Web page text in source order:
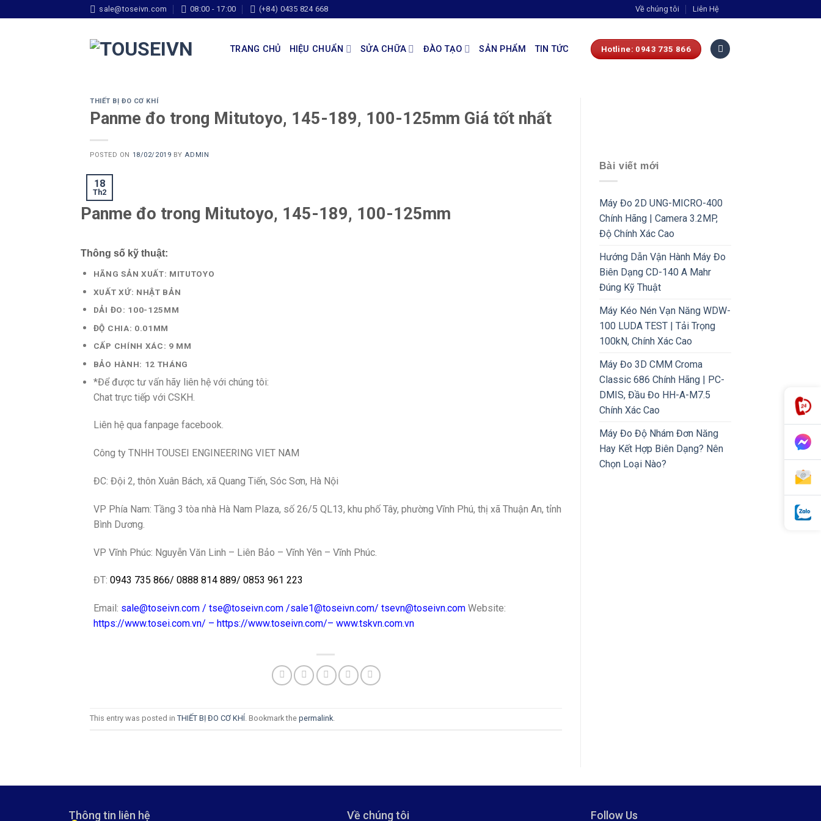
sale@toseivn.com 08:00 - 17:00 (+84) 0435 824 668 Về chúng tôi Liên Hệ
TRANG CHỦ HIỆU CHUẨN SỬA CHỮA ĐÀO TẠO SẢN PHẨM TIN TỨC Hotline: 0943 735 866
THIẾT BỊ ĐO CƠ KHÍ
Panme đo trong Mitutoyo, 145-189, 100-125mm Giá tốt nhất
POSTED ON 18/02/2019 BY ADMIN
18
Th2
Panme đo trong Mitutoyo, 145-189, 100-125mm
Thông số kỹ thuật:
HÃNG SẢN XUẤT: MITUTOYO
XUẤT XỨ: NHẬT BẢN
DẢI ĐO: 100-125MM
ĐỘ CHIA: 0.01MM
CẤP CHÍNH XÁC: 9 ΜM
BẢO HÀNH: 12 THÁNG
*Để được tư vấn hãy liên hệ với chúng tôi:
Chat trực tiếp với CSKH.
Liên hệ qua fanpage facebook.
Công ty TNHH TOUSEI ENGINEERING VIET NAM
ĐC: Đội 2, thôn Xuân Bách, xã Quang Tiến, Sóc Sơn, Hà Nội
VP Phía Nam: Tầng 3 tòa nhà Hà Nam Plaza, số 26/5 QL13, khu phố Tây, phường Vĩnh Phú, thị xã Thuận An, tỉnh
Bình Dương.
VP Vĩnh Phúc: Nguyễn Văn Linh – Liên Bảo – Vĩnh Yên – Vĩnh Phúc.
ĐT: 0943 735 866/ 0888 814 889/ 0853 961 223
Email: sale@toseivn.com/ tse@toseivn.com/sale1@toseivn.com/ tsevn@toseivn.comWebsite:
https://www.tosei.com.vn/ – https://www.toseivn.com/– www.tskvn.com.vn
This entry was posted in THIẾT BỊ ĐO CƠ KHÍ. Bookmark the permalink.
Bài viết mới
Máy Đo 2D UNG-MICRO-400
Chính Hãng | Camera 3.2MP,
Độ Chính Xác Cao
Hướng Dẫn Vận Hành Máy Đo
Biên Dạng CD-140 A Mahr
Đúng Kỹ Thuật
Máy Kéo Nén Vạn Năng WDW-
100 LUDA TEST | Tải Trọng
100kN, Chính Xác Cao
Máy Đo 3D CMM Croma
Classic 686 Chính Hãng | PC-
DMIS, Đầu Đo HH-A-M7.5
Chính Xác Cao
Máy Đo Độ Nhám Đơn Năng
Hay Kết Hợp Biên Dạng? Nên
Chọn Loại Nào?
Thông tin liên hệ Về chúng tôi Follow Us